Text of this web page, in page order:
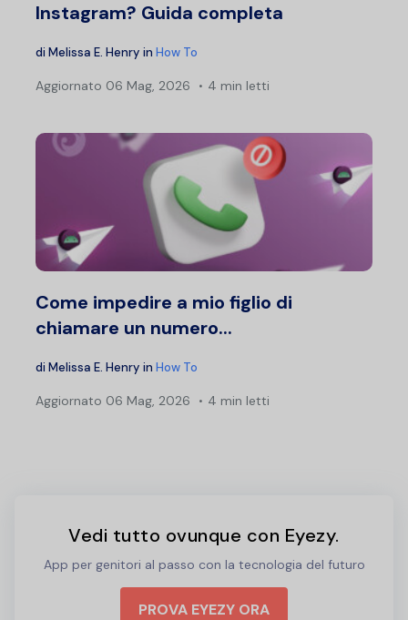
Instagram? Guida completa
di Melissa E. Henry in How To
Aggiornato 06 Mag, 2026 4 min letti
Come impedire a mio figlio di
chiamare un numero...
di Melissa E. Henry in How To
Aggiornato 06 Mag, 2026 4 min letti
Vedi tutto ovunque con Eyezy.
App per genitori al passo con la tecnologia del futuro
PROVA EYEZY ORA